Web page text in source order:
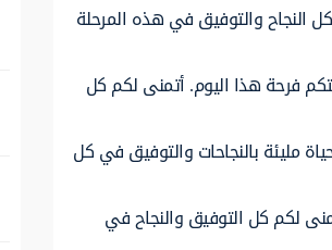
النجاح والتوفيق في هذه المرحلة
فرحة هذا اليوم. أتمنى لكم كل
مليئة بالنجاحات والتوفيق في كل
لكم كل التوفيق والنجاح في